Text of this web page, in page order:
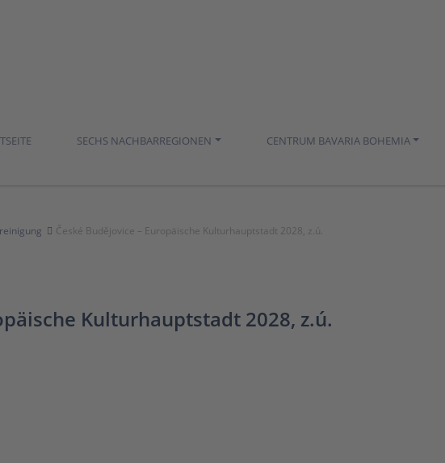
SECHS NACHBARREGIONEN CENTRUM BAVARIA BOHEMIA
České Budějovice – Europäische Kulturhauptstadt 2028, z.ú.
Kulturhauptstadt 2028, z.ú.